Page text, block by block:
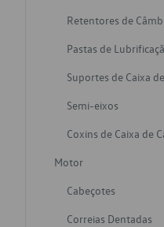
Retentores de
Pastas de
Suportes de Caixa
Semi-eixos
Coxins de Caixa de
Motor
Cabeçotes
Correias Dentadas